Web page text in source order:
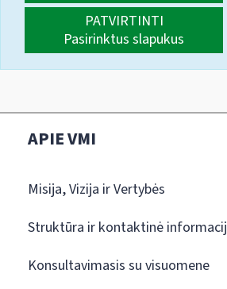
PATVIRTINTI
Pasirinktus slapukus
APIE VMI
Misija, Vizija ir Vertybės
Struktūra ir kontaktinė
Konsultavimasis su visuomene